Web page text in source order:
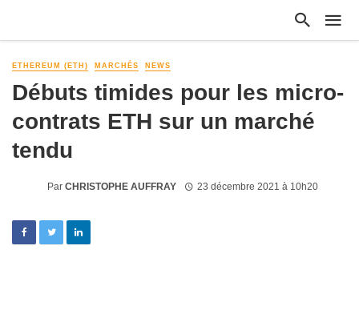
ETHEREUM (ETH) MARCHÉS NEWS
Débuts timides pour les micro-
contrats ETH sur un marché
tendu
Par CHRISTOPHE AUFFRAY 23 décembre 2021 à 10h20